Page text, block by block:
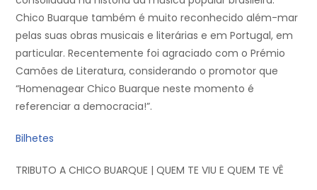
Chico Buarque também é muito reconhecido além-mar
pelas suas obras musicais e literárias e em Portugal, em
particular. Recentemente foi agraciado com o Prémio
Camões de Literatura, considerando o promotor que
“Homenagear Chico Buarque neste momento é
referenciar a democracia!”.
Bilhetes
TRIBUTO A CHICO BUARQUE | QUEM TE VIU E QUEM TE VÊ